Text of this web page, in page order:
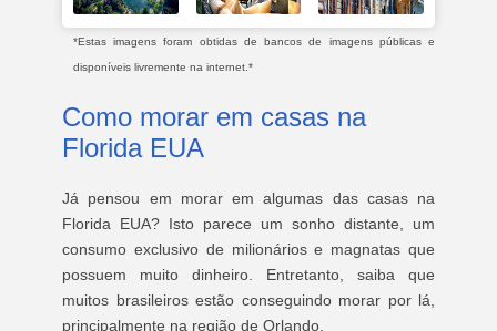
*Estas imagens foram obtidas de bancos de imagens públicas e
disponíveis livremente na internet.*
Como morar em casas na
Florida EUA
Já pensou em morar em algumas das casas na
Florida EUA? Isto parece um sonho distante, um
consumo exclusivo de milionários e magnatas que
possuem muito dinheiro. Entretanto, saiba que
muitos brasileiros estão conseguindo morar por lá,
principalmente na região de Orlando.